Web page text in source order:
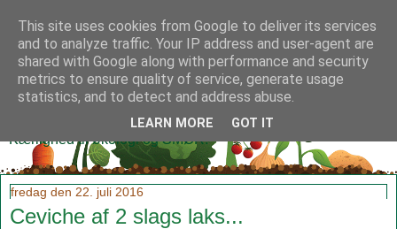
Klidmoster.dk
Kærlighed til økologi og SMØR!
fredag den 22. juli 2016
Ceviche af 2 slags laks...
This site uses cookies from Google to deliver its services
and to analyze traffic. Your IP address and user-agent are
shared with Google along with performance and security
metrics to ensure quality of service, generate usage
statistics, and to detect and address abuse.
LEARN MORE GOT IT